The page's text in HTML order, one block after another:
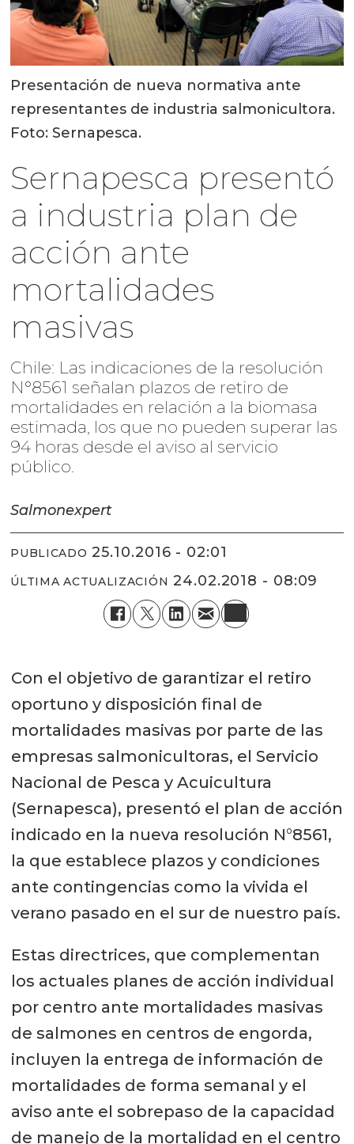
Presentación de nueva normativa ante
representantes de industria salmonicultora.
Foto: Sernapesca.
Sernapesca presentó
a industria plan de
acción ante
mortalidades
masivas
Chile: Las indicaciones de la resolución
N°8561 señalan plazos de retiro de
mortalidades en relación a la biomasa
estimada, los que no pueden superar las
94 horas desde el aviso al servicio
público.
Salmonexpert
PUBLICADO 25.10.2016 - 02:01
ÚLTIMA ACTUALIZACIÓN 24.02.2018 - 08:09
Con el objetivo de garantizar el retiro
oportuno y disposición final de
mortalidades masivas por parte de las
empresas salmonicultoras, el Servicio
Nacional de Pesca y Acuicultura
(Sernapesca), presentó el plan de acción
indicado en la nueva resolución N°8561,
la que establece plazos y condiciones
ante contingencias como la vivida el
verano pasado en el sur de nuestro país.
Estas directrices, que complementan
los actuales planes de acción individual
por centro ante mortalidades masivas
de salmones en centros de engorda,
incluyen la entrega de información de
mortalidades de forma semanal y el
aviso ante el sobrepaso de la capacidad
de manejo de la mortalidad en el centro